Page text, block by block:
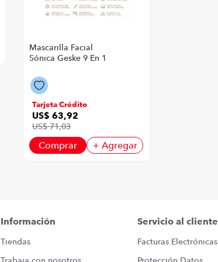
Mascarilla Facial
Sónica Geske 9 En 1
Tarjeta Crédito
US$ 63,92
US$ 71,03
Comprar + Agregar
Información
Tiendas
Servicio al cliente
Facturas Electrónicas